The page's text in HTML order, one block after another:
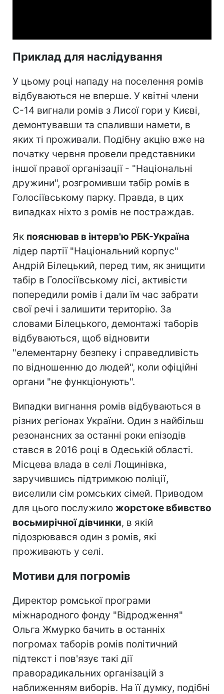
Приклад для наслідування
У цьому році нападу на поселення ромів
відбуваються не вперше. У квітні члени
С-14 вигнали ромів з Лисої гори у Києві,
демонтувавши та спаливши намети, в
яких ті проживали. Подібну акцію вже на
початку червня провели представники
іншої правої організації - "Національні
дружини", розгромивши табір ромів в
Голосіївському парку. Правда, в цих
випадках ніхто з ромів не постраждав.
Як пояснював в інтерв'ю РБК-Україна
лідер партії "Національний корпус"
Андрій Білецький, перед тим, як знищити
табір в Голосіївському лісі, активісти
попередили ромів і дали їм час забрати
свої речі і залишити територію. За
словами Білецького, демонтажі таборів
відбуваються, щоб відновити
"елементарну безпеку і справедливість
по відношенню до людей", коли офіційні
органи "не функціонують".
Випадки вигнання ромів відбуваються в
різних регіонах України. Один з найбільш
резонансних за останні роки епізодів
стався в 2016 році в Одеській області.
Місцева влада в селі Лощинівка,
заручившись підтримкою поліції,
виселили сім ромських сімей. Приводом
для цього послужило жорстоке вбивство
восьмирічної дівчинки, в якій
підозрювався один з ромів, які
проживають у селі.
Мотиви для погромів
Директор ромської програми
міжнародного фонду "Відродження"
Ольга Жмурко бачить в останніх
погромах таборів ромів політичний
підтекст і пов'язує такі дії
праворадикальних організацій з
наближенням виборів. На її думку, подібні